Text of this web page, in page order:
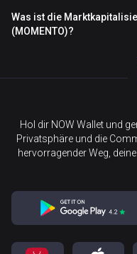
Was ist die
(MOMENTO)?
Hol dir NOW Wallet und
Privatsphäre und die
hervorragender Weg,